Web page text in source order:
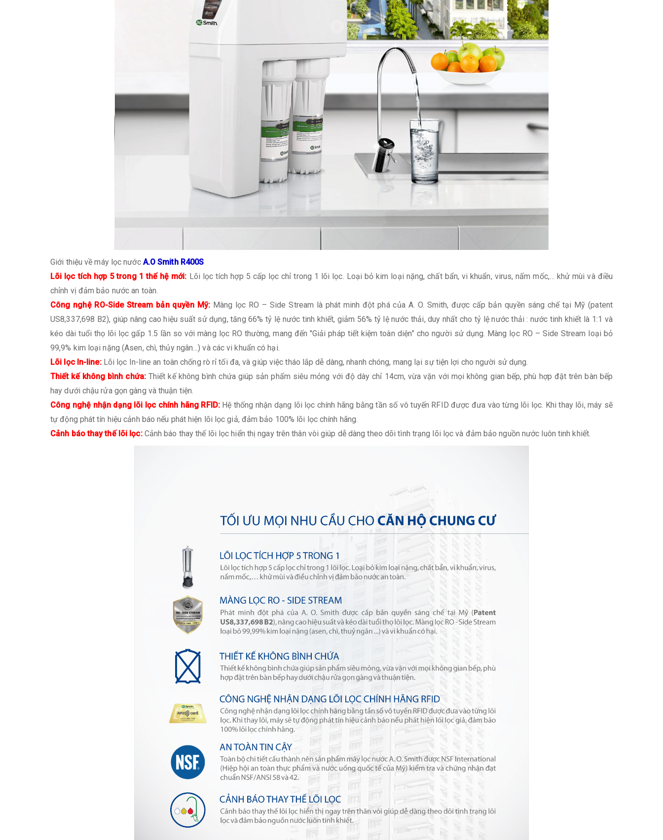
Giới thiệu về máy lọc nước A.O Smith R400S
Lõi lọc tích hợp 5 trong 1 thế hệ mới: Lõi lọc tích hợp 5 cấp lọc chỉ trong 1 lõi lọc. Loại bỏ kim loại nặng, chất bẩn, vi khuẩn, virus, nấm mốc,… khử mùi và điều
chỉnh vị đảm bảo nước an toàn.
Công nghệ RO-Side Stream bản quyền Mỹ: Màng lọc RO – Side Stream là phát minh đột phá của A. O. Smith, được cấp bản quyền sáng chế tại Mỹ (patent
US8,337,698 B2), giúp nâng cao hiệu suất sử dụng, tăng 66% tỷ lệ nước tinh khiết, giảm 56% tỷ lệ nước thải, duy nhất cho tỷ lệ nước thải : nước tinh khiết là 1:1 và
kéo dài tuổi thọ lõi lọc gấp 1.5 lần so với màng lọc RO thường, mang đến "Giải pháp tiết kiệm toàn diện” cho người sử dụng. Màng lọc RO – Side Stream loại bỏ
99,9% kim loại nặng (Asen, chì, thủy ngân…) và các vi khuẩn có hại.
Lõi lọc In-line: Lõi lọc In-line an toàn chống rò rỉ tối đa, và giúp việc tháo lắp dễ dàng, nhanh chóng, mang lại sự tiện lợi cho người sử dụng.
Thiết kế không bình chứa: Thiết kế không bình chứa giúp sản phẩm siêu mỏng với độ dày chỉ 14cm, vừa vặn với mọi không gian bếp, phù hợp đặt trên bàn bếp
hay dưới chậu rửa gọn gàng và thuận tiện.
Công nghệ nhận dạng lõi lọc chính hãng RFID: Hệ thống nhận dạng lõi lọc chính hãng bằng tần số vô tuyến RFID được đưa vào từng lõi lọc. Khi thay lõi, máy sẽ
tự động phát tín hiệu cảnh báo nếu phát hiện lõi lọc giả, đảm bảo 100% lõi lọc chính hãng.
Cảnh báo thay thế lõi lọc: Cảnh báo thay thế lõi lọc hiển thị ngay trên thân vòi giúp dễ dàng theo dõi tình trạng lõi lọc và đảm bảo nguồn nước luôn tinh khiết.